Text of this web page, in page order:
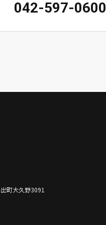
042-597-0600
町大久野3091